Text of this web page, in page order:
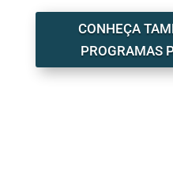
CONHEÇA
PROGRAMAS